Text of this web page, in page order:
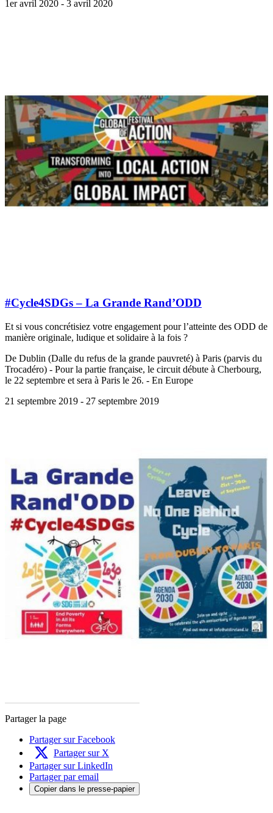
1er avril 2020 - 3 avril 2020
#Cycle4SDGs – La Grande Rand’ODD
Et si vous concrétisiez votre engagement pour l’atteinte des ODD de
manière originale, ludique et solidaire à la fois ?
De Dublin (Dalle du refus de la grande pauvreté) à Paris (parvis du
Trocadéro) - Pour la partie française, le circuit débute à Cherbourg,
le 22 septembre et sera à Paris le 26. - En Europe
21 septembre 2019 - 27 septembre 2019
Partager la page
Partager sur Facebook
Partager sur X
Partager sur LinkedIn
Partager par email
Copier dans le presse-papier